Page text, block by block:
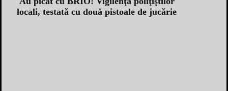
locali, testată cu două pistoale de jucărie